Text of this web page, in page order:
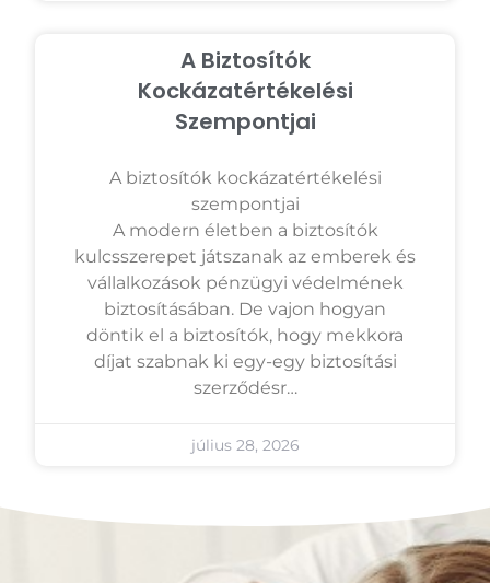
A Biztosítók
Kockázatértékelési
Szempontjai
A biztosítók kockázatértékelési
szempontjai
A modern életben a biztosítók
kulcsszerepet játszanak az emberek és
vállalkozások pénzügyi védelmének
biztosításában. De vajon hogyan
döntik el a biztosítók, hogy mekkora
díjat szabnak ki egy-egy biztosítási
szerződésr…
július 28, 2026